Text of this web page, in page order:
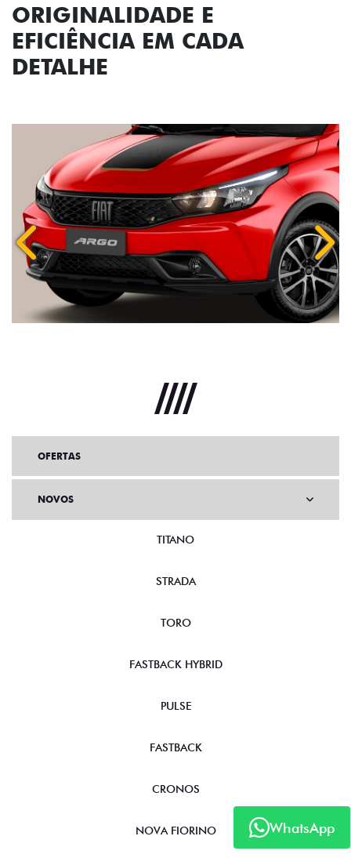
ORIGINALIDADE E
EFICIÊNCIA EM CADA
DETALHE
Anterior
WhatsApp
OFERTAS
NOVOS
TITANO
STRADA
TORO
FASTBACK HYBRID
PULSE
FASTBACK
CRONOS
NOVA FIORINO